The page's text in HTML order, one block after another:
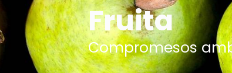
Fruita
Compromesos